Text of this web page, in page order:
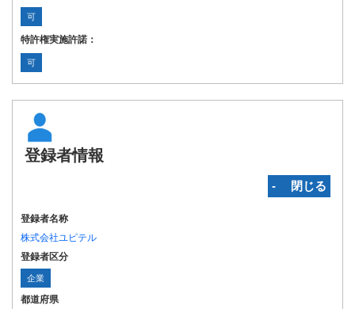
可
特許権実施許諾：
可
登録者情報
‐ 閉じる
登録者名称
株式会社ユピテル
登録者区分
企業
都道府県